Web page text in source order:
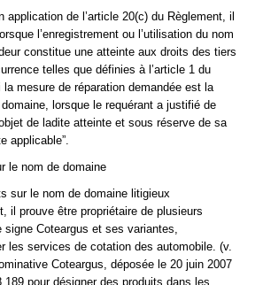
application de l’article 20(c) du Règlement, il
l’enregistrement ou l’utilisation du nom
constitue une atteinte aux droits des tiers
telles que définies à l’article 1 du
mesure de réparation demandée est la
lorsque le requérant a justifié de
de ladite atteinte et sous réserve de sa
applicable”.
le nom de domaine
sur le nom de domaine litigieux
il prouve être propriétaire de plusieurs
signe Coteargus et ses variantes,
les services de cotation des automobile. (v.
Coteargus, déposée le 20 juin 2007
pour désigner des produits dans les